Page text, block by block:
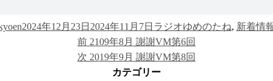
投
2024年12月23日 2024年11月7日 カ
テ
ゴ
リ
ラジオゆめのたね, 新着情
前 前
の
2109年8月 謝謝VM第6回
次 次
2019年9月 謝謝VM第8回
カテゴリー